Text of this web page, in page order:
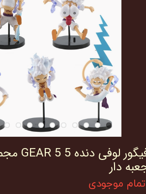
دار
موجودی